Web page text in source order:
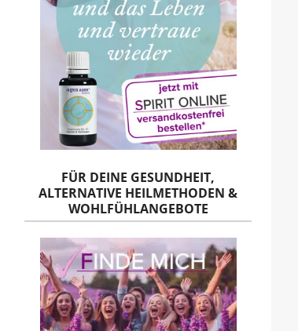
FÜR DEINE GESUNDHEIT,
ALTERNATIVE HEILMETHODEN &
WOHLFÜHLANGEBOTE